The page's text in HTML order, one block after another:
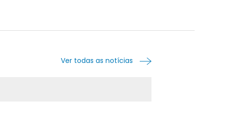
Ver todas as notícias